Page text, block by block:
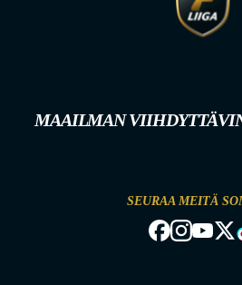
MAAILMAN
SEURAA MEITÄ